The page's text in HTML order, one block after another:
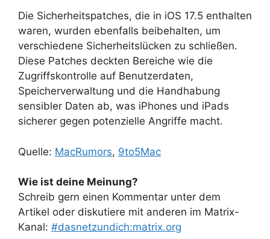
Die Sicherheitspatches, die in iOS 17.5 enthalten
waren, wurden ebenfalls beibehalten, um
verschiedene Sicherheitslücken zu schließen.
Diese Patches deckten Bereiche wie die
Zugriffskontrolle auf Benutzerdaten,
Speicherverwaltung und die Handhabung
sensibler Daten ab, was iPhones und iPads
sicherer gegen potenzielle Angriffe macht.
Quelle: MacRumors, 9to5Mac
Wie ist deine Meinung?
Schreib gern einen Kommentar unter dem
Artikel oder diskutiere mit anderen im Matrix-
Kanal: #dasnetzundich:matrix.org